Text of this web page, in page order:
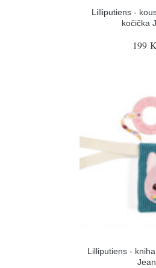
Lilliputiens -
kočička
199
Lilliputiens -